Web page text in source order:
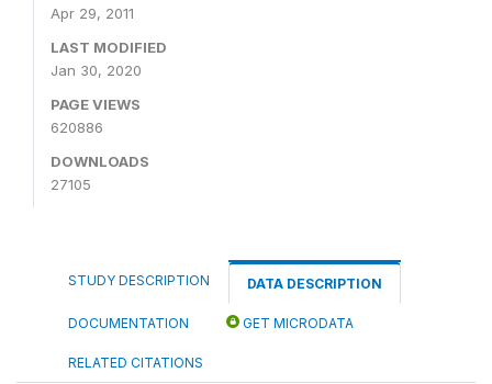
Apr 29, 2011
LAST MODIFIED
Jan 30, 2020
PAGE VIEWS
620886
DOWNLOADS
27105
STUDY DESCRIPTION DATA DESCRIPTION
DOCUMENTATION GET MICRODATA
RELATED CITATIONS